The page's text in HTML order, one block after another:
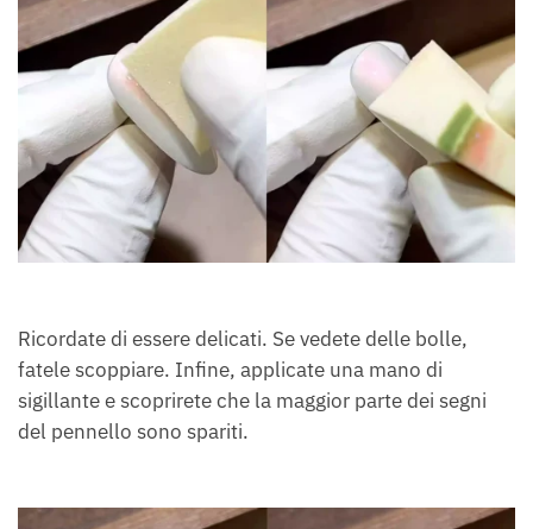
Ricordate di essere delicati. Se vedete delle bolle,
fatele scoppiare. Infine, applicate una mano di
sigillante e scoprirete che la maggior parte dei segni
del pennello sono spariti.